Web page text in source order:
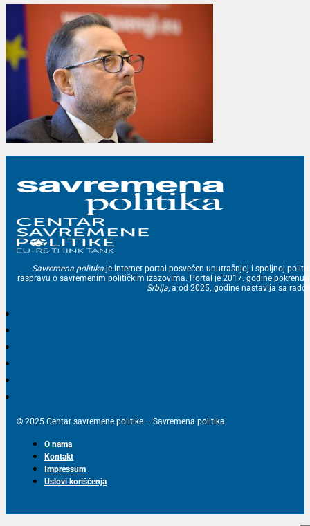
Savremena politika je internet portal posvećen unutrašnjoj i spoljnoj
raspravu o savremenim političkim izazovima. Portal je 2017. godine
Srbija, a od 2025. godine nastavlja sa
© 2025 Centar savremene politike – Savremena politika
O nama
Kontakt
Impressum
Uslovi korišćenja